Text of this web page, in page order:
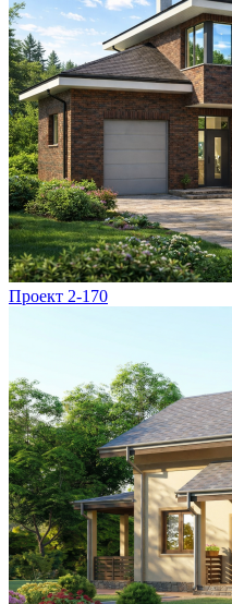
Проект 2-170